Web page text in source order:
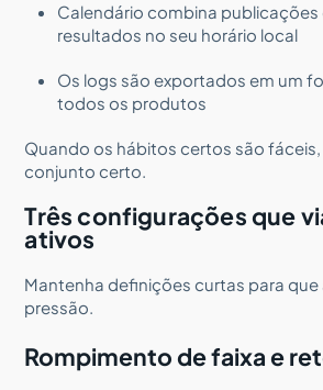
Calendário combina
resultados no seu horário local
Os logs são exportados em um
todos os produtos
Quando os hábitos certos são
conjunto certo.
Três configurações que
ativos
Mantenha definições curtas para
pressão.
Rompimento de faixa e